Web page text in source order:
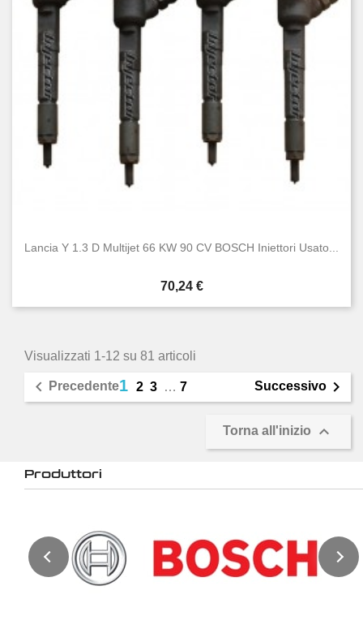
Lancia Y 1.3 D Multijet 66 KW 90 CV BOSCH Iniettori Usato...
Prezzo
70,24 €
Visualizzati 1-12 su 81 articoli
 Precedente1 2 3 … 7 Successivo 
Torna all'inizio 
Produttori